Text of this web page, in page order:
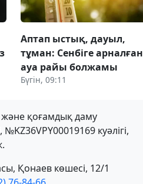
Аптап ыстық, дауыл,
тұман: Сенбіге арналған
ауа райы болжамы
Бүгін, 09:11
қоғамдық даму
№KZ36VPY00019169 куәлігі,
Қонаев көшесі, 12/1